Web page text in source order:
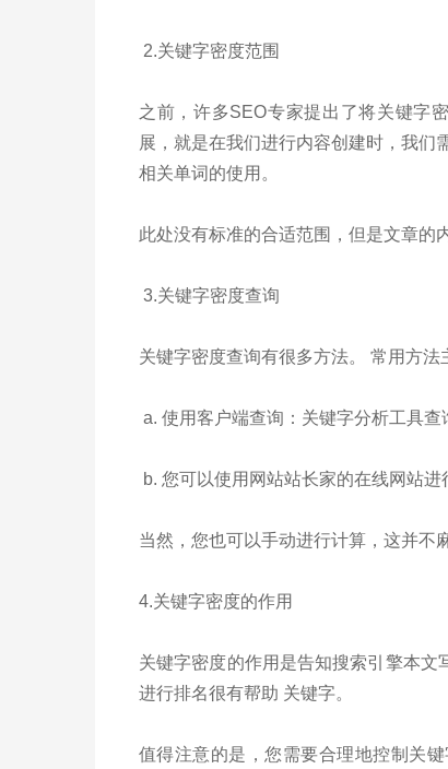
2.关键字密度范围
之前，许多SEO专家提出了将关键字
展，就是在我们进行内容创建时，我们
相关单词的使用。
此处没有标准的合适范围，但是文章的
3.关键字密度查询
关键字密度查询有很多方法。 常用方法
a. 使用客户端查询：关键字分析工具
b. 您可以使用网站站长家的在线网站进
当然，您也可以手动进行计算，这并不
4.关键字密度的作用
关键字密度的作用是告知搜索引擎本
进行排名很有帮助 关键字。
值得注意的是，您需要合理地控制关